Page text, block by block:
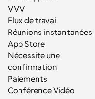
VVV
Flux de travail
Réunions instantanées
App Store
Nécessite une
confirmation
Paiements
Conférence Vidéo